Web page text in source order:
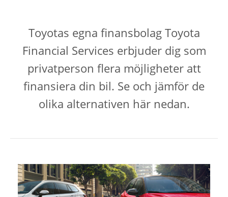
Toyotas egna finansbolag Toyota
Financial Services erbjuder dig som
privatperson flera möjligheter att
finansiera din bil. Se och jämför de
olika alternativen här nedan.